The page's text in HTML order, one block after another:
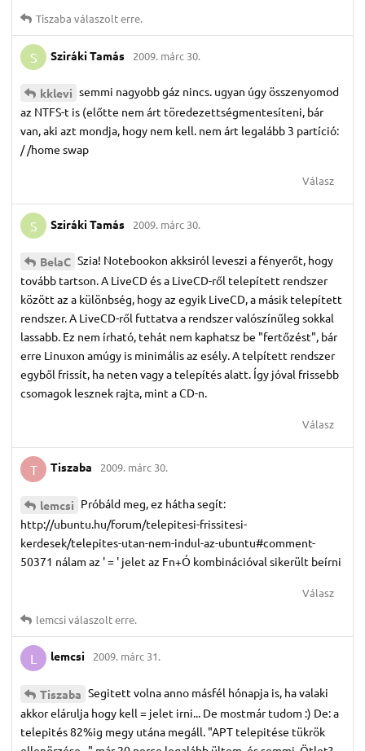
Tiszaba válaszolt erre.
S Sziráki Tamás 2009. márc 30.
kklevi semmi nagyobb gáz nincs. ugyan úgy összenyomod
az NTFS-t is (előtte nem árt töredezettségmentesíteni, bár
van, aki azt mondja, hogy nem kell. nem árt legalább 3 partíció:
/ /home swap
Válasz
S Sziráki Tamás 2009. márc 30.
BelaC Szia! Notebookon akksiról leveszi a fényerőt, hogy
tovább tartson. A LiveCD és a LiveCD-ről telepített rendszer
között az a különbség, hogy az egyik LiveCD, a másik telepített
rendszer. A LiveCD-ről futtatva a rendszer valószínűleg sokkal
lassabb. Ez nem írható, tehát nem kaphatsz be "fertőzést", bár
erre Linuxon amúgy is minimális az esély. A telpített rendszer
egyből frissít, ha neten vagy a telepítés alatt. Így jóval frissebb
csomagok lesznek rajta, mint a CD-n.
Válasz
T Tiszaba 2009. márc 30.
lemcsi Próbáld meg, ez hátha segít:
http://ubuntu.hu/forum/telepitesi-frissitesi-
kerdesek/telepites-utan-nem-indul-az-ubuntu#comment-
50371 nálam az ' = ' jelet az Fn+Ó kombinációval sikerült beírni
Válasz
lemcsiválaszolt erre.
L lemcsi 2009. márc 31.
Tiszaba Segitett volna anno másfél hónapja is, ha valaki
akkor elárulja hogy kell = jelet irni... De mostmár tudom :) De: a
telepités 82%ig megy utána megáll. "APT telepitése tükrök